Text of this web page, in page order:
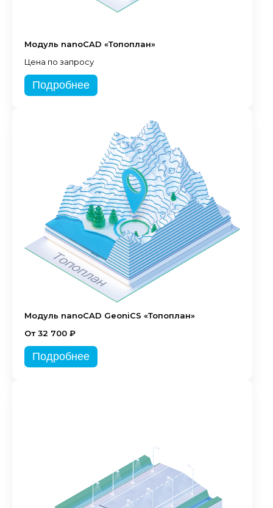
Модуль nanoCAD «Топоплан»
Цена по запросу
Подробнее
Модуль nanoCAD GeoniCS «Топоплан»
От 32 700 ₽
Подробнее